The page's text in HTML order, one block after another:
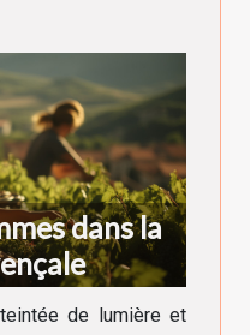
dans la
de lumière et